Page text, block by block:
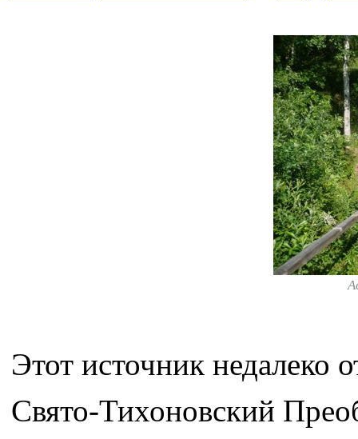
Этот источник недалеко
Свято-Тихоновский